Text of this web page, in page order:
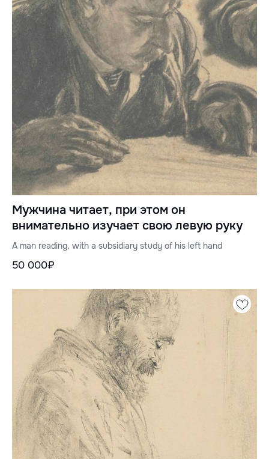
Мужчина читает, при этом он
внимательно изучает свою левую руку
A man reading, with a subsidiary study of his left hand
50 000₽